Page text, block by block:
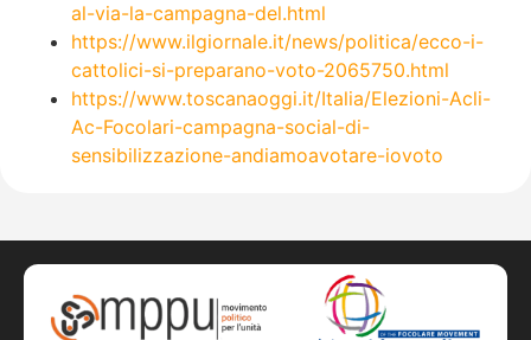
al-via-la-campagna-del.html
https://www.ilgiornale.it/news/politica/ecco-i-
cattolici-si-preparano-voto-2065750.html
https://www.toscanaoggi.it/Italia/Elezioni-Acli-
Ac-Focolari-campagna-social-di-
sensibilizzazione-andiamoavotare-iovoto